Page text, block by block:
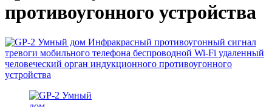
противоугонного устройства